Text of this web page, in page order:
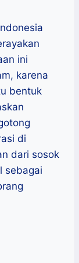
ini
karena
bentuk
di
dari sosok
sebagai